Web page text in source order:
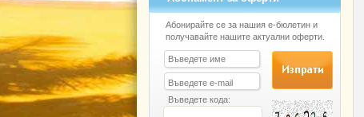
Абонирайте се за нашия е-бюлетин и
получавайте нашите актуални оферти.
Въведете кода: